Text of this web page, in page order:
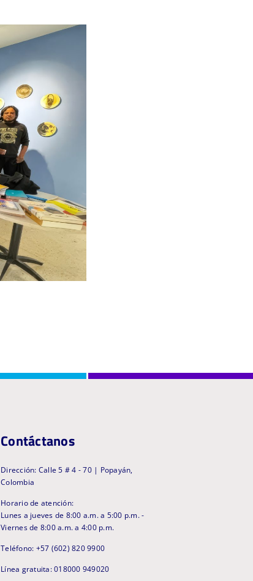
Contáctanos
Dirección: Calle 5 # 4 - 70 | Popayán,
Colombia
Horario de atención:
Lunes a jueves de 8:00 a.m. a 5:00 p.m. -
Viernes de 8:00 a.m. a 4:00 p.m.
Teléfono: +57 (602) 820 9900
Línea gratuita: 018000 949020